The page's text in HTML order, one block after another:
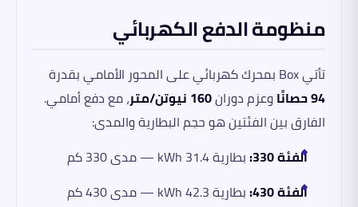
منظومة الدفع الكهربائي
تأتي Box بمحرك كهربائي على المحور الأمامي بقدرة
94 حصانًا
وعزم دوران160 نيوتن/متر
، مع دفع أمامي.
الفارق بين الفئتين هو حجم البطارية والمدى:
الفئة 330:
بطارية 31.4 kWh — مدى 330 كم
الفئة 430:
بطارية 42.3 kWh — مدى 430 كم